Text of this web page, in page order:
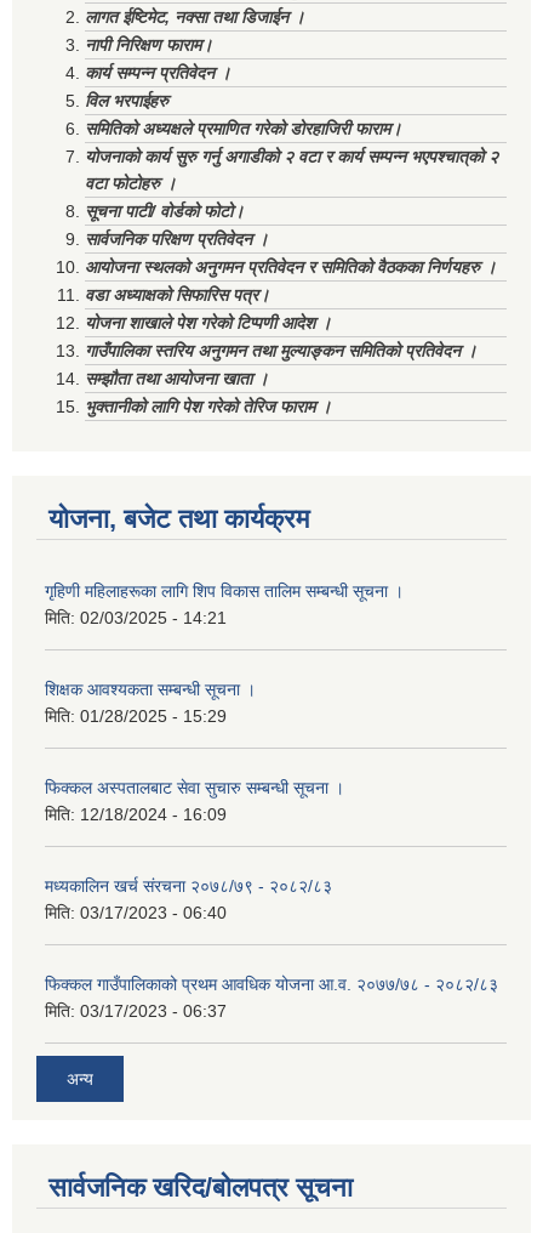
लागत ईष्टिमेट, नक्सा तथा डिजाईन ।
नापी निरिक्षण फाराम।
कार्य सम्पन्न प्रतिवेदन ।
विल भरपाईहरु
समितिको अध्यक्षले प्रमाणित गरेको डोरहाजिरी फाराम।
योजनाको कार्य सुरु गर्नु अगाडीको २ वटा र कार्य सम्पन्न भएपश्चात्‌को २
वटा फोटोहरु ।
सूचना पाटी/ वोर्डको फोटो।
सार्वजनिक परिक्षण प्रतिवेदन ।
आयोजना स्थलको अनुगमन प्रतिवेदन र समितिको वैठकका निर्णयहरु ।
वडा अध्याक्षको सिफारिस पत्र।
योजना शाखाले पेश गरेको टिप्पणी आदेश ।
गाउँपालिका स्तरिय अनुगमन तथा मुल्याङ्कन समितिको प्रतिवेदन ।
सम्झौता तथा आयोजना खाता ।
भुक्तानीको लागि पेश गरेको तेरिज फाराम ।
योजना, बजेट तथा कार्यक्रम
गृहिणी महिलाहरूका लागि शिप विकास तालिम सम्बन्धी सूचना ‌।
मिति: 02/03/2025 - 14:21
शिक्षक आवश्यकता सम्बन्धी सूचना ।
मिति: 01/28/2025 - 15:29
फिक्कल अस्पतालबाट सेवा सुचारु सम्बन्धी सूचना ।
मिति: 12/18/2024 - 16:09
मध्यकालिन खर्च संरचना २०७८/७९ - २०८२/८३
मिति: 03/17/2023 - 06:40
फिक्कल गाउँपालिकाको प्रथम आवधिक योजना आ.व. २०७७/७८ - २०८२/८३
मिति: 03/17/2023 - 06:37
अन्य
सार्वजनिक खरिद/बोलपत्र सूचना